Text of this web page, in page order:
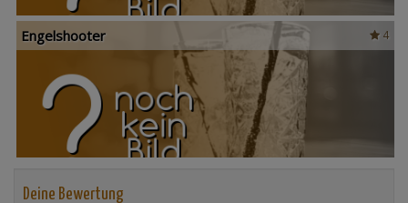
4
Engelshooter
Deine Bewertung